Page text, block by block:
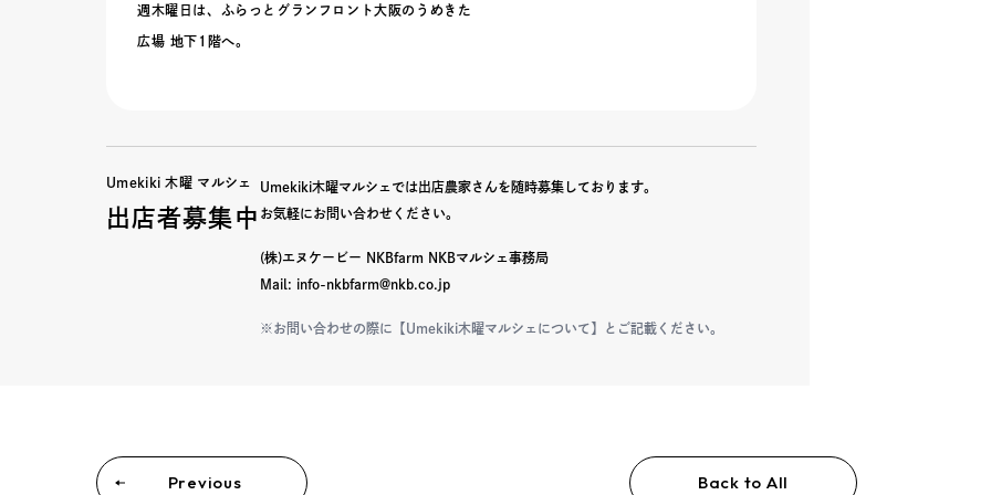
週木曜日は、ふらっとグランフロント大阪のうめきた
広場 地下1階へ。
Umekiki 木曜 マルシェ
出店者募集中
Umekiki木曜マルシェでは出店農家さんを随時募集しております。
お気軽にお問い合わせください。
(株)エヌケービー NKBfarm NKBマルシェ事務局
Mail: info-nkbfarm@nkb.co.jp
※お問い合わせの際に【Umekiki木曜マルシェについて】とご記載ください。
Previous Back to All